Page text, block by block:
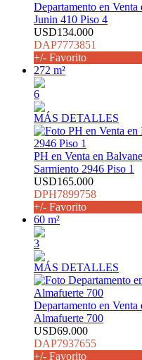
Departamento en
Junin 410 Piso 4
USD134.000
DAP7773851
+/- Favorito
272 m²
6
MÁS DETALLES
PH en Venta en
Sarmiento 2946 Piso 1
USD165.000
DPH7899758
+/- Favorito
60 m²
3
MÁS DETALLES
Departamento en
Almafuerte 700
USD69.000
DAP7937655
+/- Favorito